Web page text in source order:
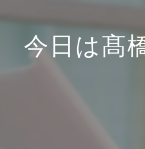
今日は髙